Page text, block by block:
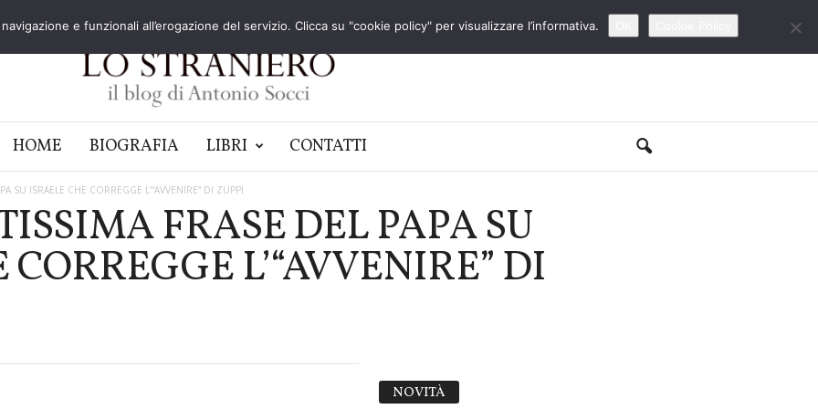
HOME BIOGRAFIA LIBRI CONTATTI
SU ISRAELE CHE CORREGGE L’“AVVENIRE” DI ZUPPI
FRASE DEL PAPA SU
L’“AVVENIRE” DI
NOVITÀ
e funzionali all’erogazione del servizio. Clicca su "cookie policy" per visualizzare l’informativa.